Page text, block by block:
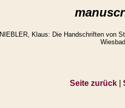
NIEBLER, Klaus: Die Handschriften von
Seite zurück|